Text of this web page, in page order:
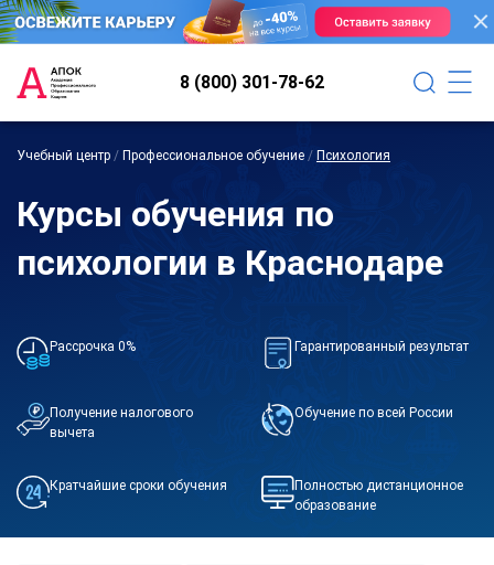
8 (800) 301-78-62
Учебный центр / Профессиональное обучение / Психология
Курсы обучения по
психологии в Краснодаре
Рассрочка 0% Гарантированный результат
Получение налогового
вычета
Обучение по всей России
Кратчайшие сроки обучения
Полностью дистанционное
образование